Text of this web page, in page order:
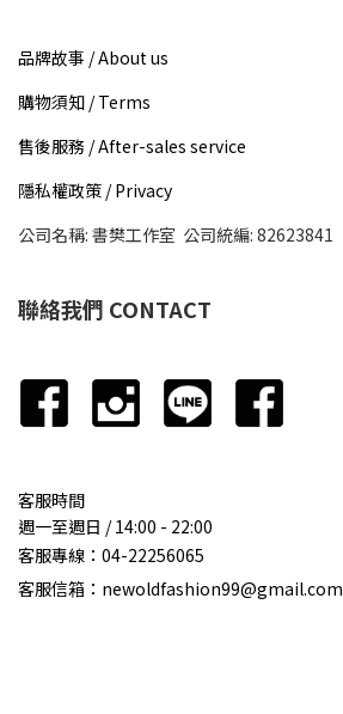
品牌故事 / About us​
購物須知 / Terms
售後服務 / After-sales service
隱私權政策 / Privacy
公司名稱: 書樊工作室 公司統編: 82623841
聯絡我們 CONTACT
客服時間
週一至週日 / 14:00 - 22:00
客服專線： 04-22256065
客服信箱：newoldfashion99@gmail.com